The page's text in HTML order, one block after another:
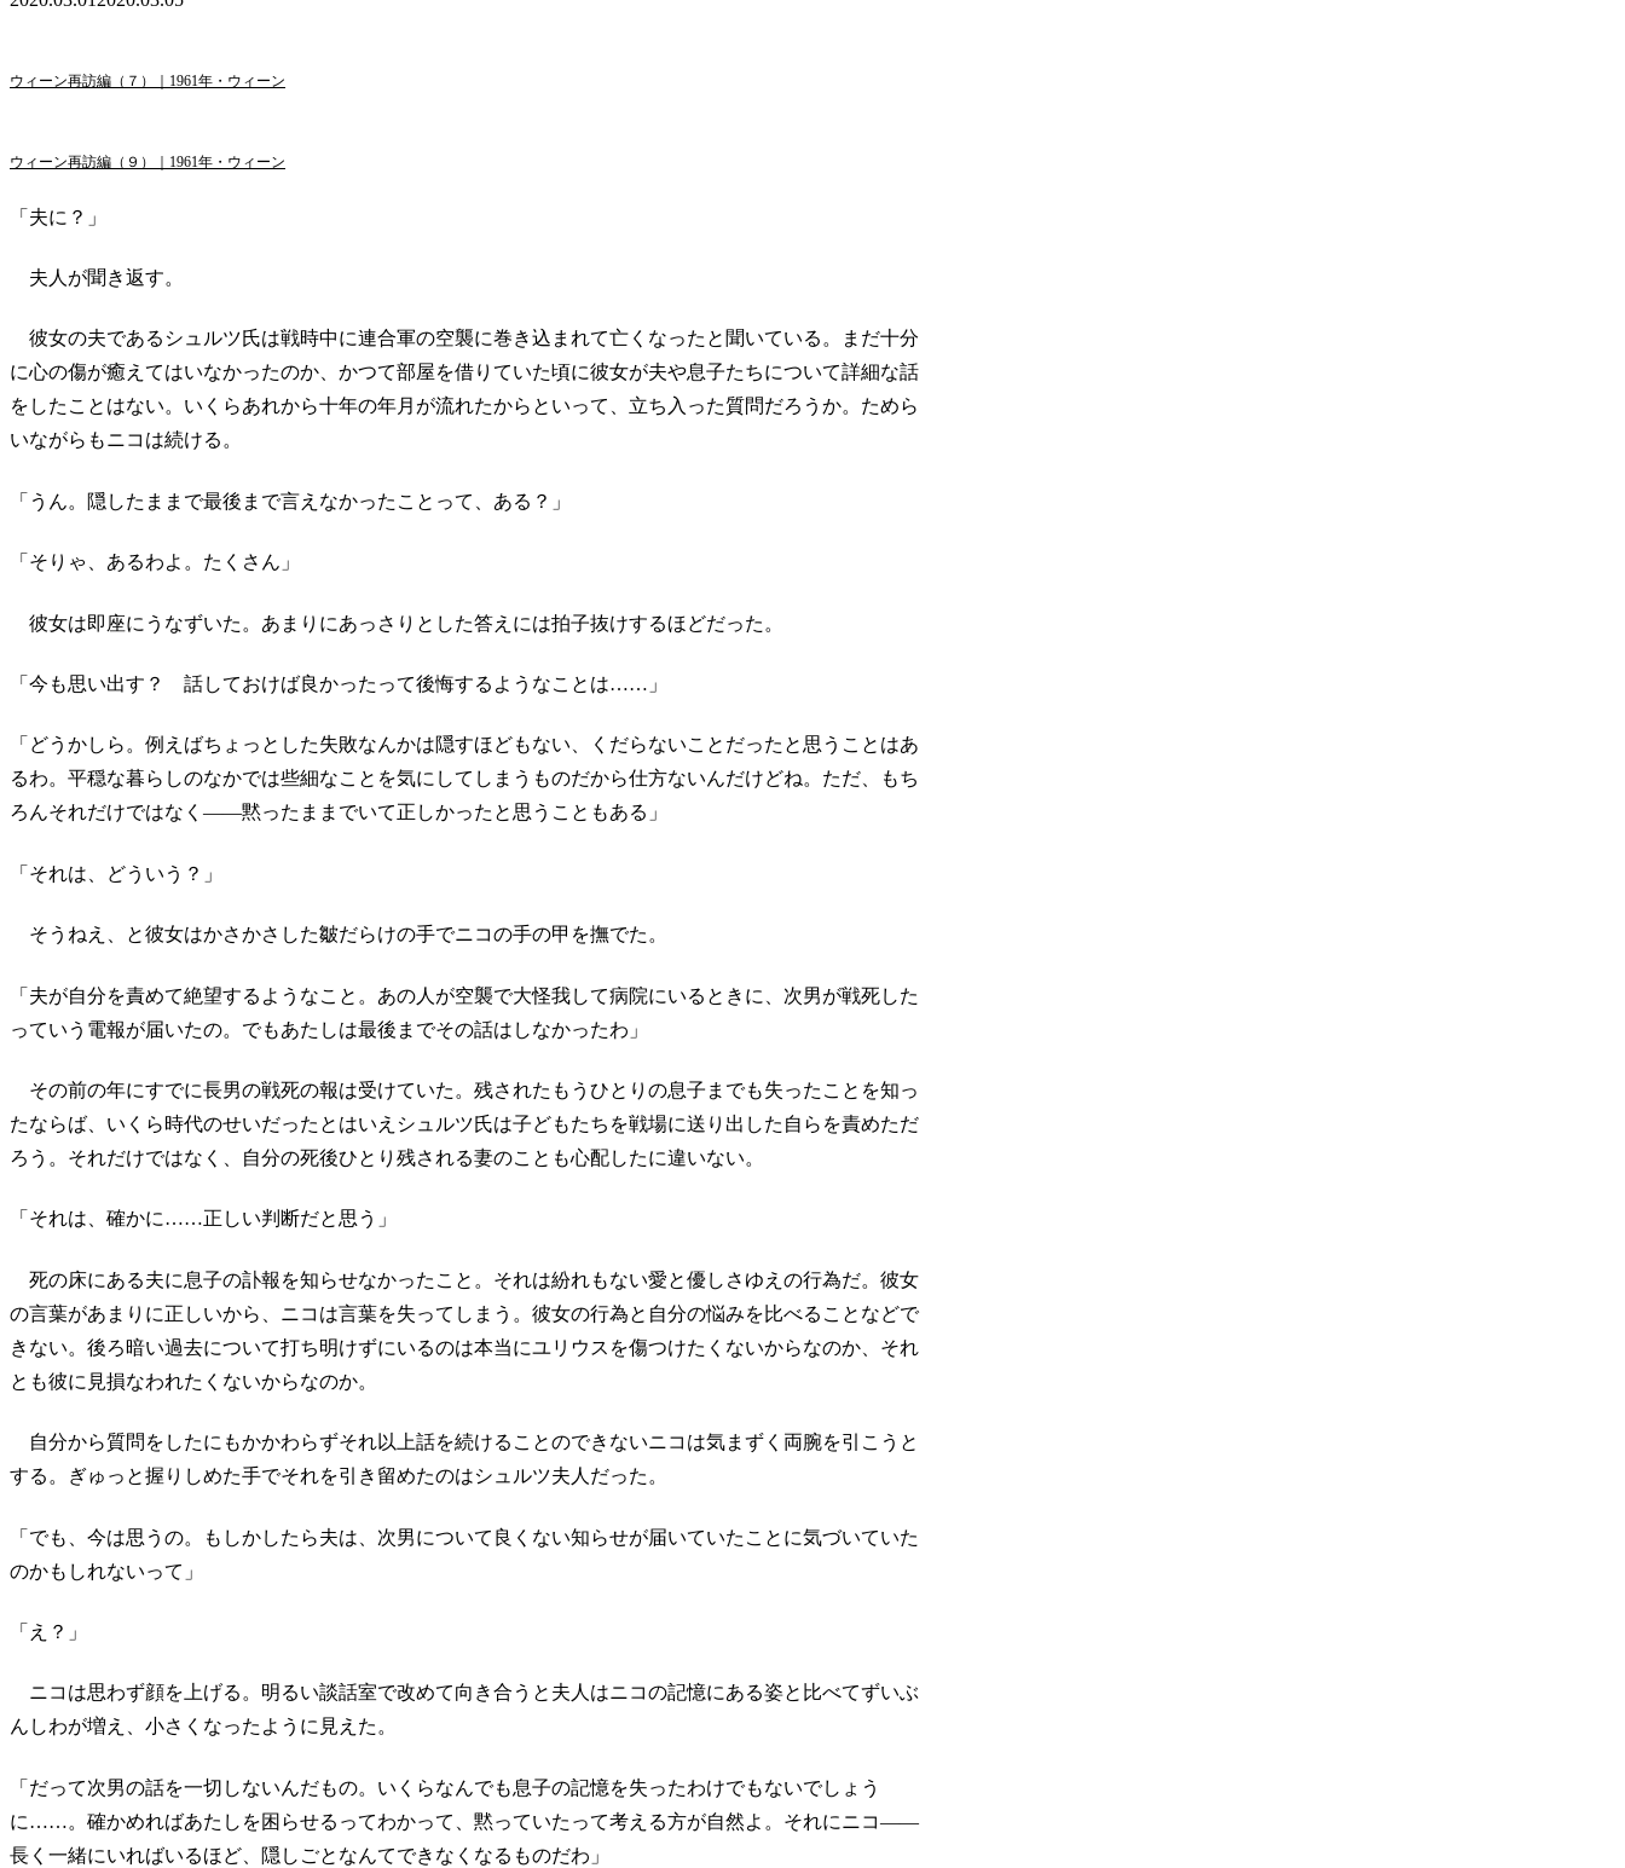
ウィーン再訪編（７）｜1961年・ウィーン
ウィーン再訪編（９）｜1961年・ウィーン
「夫に？」
夫人が聞き返す。
彼女の夫であるシュルツ氏は戦時中に連合軍の空襲に巻き込まれて亡くなったと聞いている。まだ十分
に心の傷が癒えてはいなかったのか、かつて部屋を借りていた頃に彼女が夫や息子たちについて詳細な話
をしたことはない。いくらあれから十年の年月が流れたからといって、立ち入った質問だろうか。ためら
いながらもニコは続ける。
「うん。隠したままで最後まで言えなかったことって、ある？」
「そりゃ、あるわよ。たくさん」
彼女は即座にうなずいた。あまりにあっさりとした答えには拍子抜けするほどだった。
「今も思い出す？ 話しておけば良かったって後悔するようなことは……」
「どうかしら。例えばちょっとした失敗なんかは隠すほどもない、くだらないことだったと思うことはあ
るわ。平穏な暮らしのなかでは些細なことを気にしてしまうものだから仕方ないんだけどね。ただ、もち
ろんそれだけではなく――黙ったままでいて正しかったと思うこともある」
「それは、どういう？」
そうねえ、と彼女はかさかさした皺だらけの手でニコの手の甲を撫でた。
「夫が自分を責めて絶望するようなこと。あの人が空襲で大怪我して病院にいるときに、次男が戦死した
っていう電報が届いたの。でもあたしは最後までその話はしなかったわ」
その前の年にすでに長男の戦死の報は受けていた。残されたもうひとりの息子までも失ったことを知っ
たならば、いくら時代のせいだったとはいえシュルツ氏は子どもたちを戦場に送り出した自らを責めただ
ろう。それだけではなく、自分の死後ひとり残される妻のことも心配したに違いない。
「それは、確かに……正しい判断だと思う」
死の床にある夫に息子の訃報を知らせなかったこと。それは紛れもない愛と優しさゆえの行為だ。彼女
の言葉があまりに正しいから、ニコは言葉を失ってしまう。彼女の行為と自分の悩みを比べることなどで
きない。後ろ暗い過去について打ち明けずにいるのは本当にユリウスを傷つけたくないからなのか、それ
とも彼に見損なわれたくないからなのか。
自分から質問をしたにもかかわらずそれ以上話を続けることのできないニコは気まずく両腕を引こうと
する。ぎゅっと握りしめた手でそれを引き留めたのはシュルツ夫人だった。
「でも、今は思うの。もしかしたら夫は、次男について良くない知らせが届いていたことに気づいていた
のかもしれないって」
「え？」
ニコは思わず顔を上げる。明るい談話室で改めて向き合うと夫人はニコの記憶にある姿と比べてずいぶ
んしわが増え、小さくなったように見えた。
「だって次男の話を一切しないんだもの。いくらなんでも息子の記憶を失ったわけでもないでしょう
に……。確かめればあたしを困らせるってわかって、黙っていたって考える方が自然よ。それにニコ――
長く一緒にいればいるほど、隠しごとなんてできなくなるものだわ」